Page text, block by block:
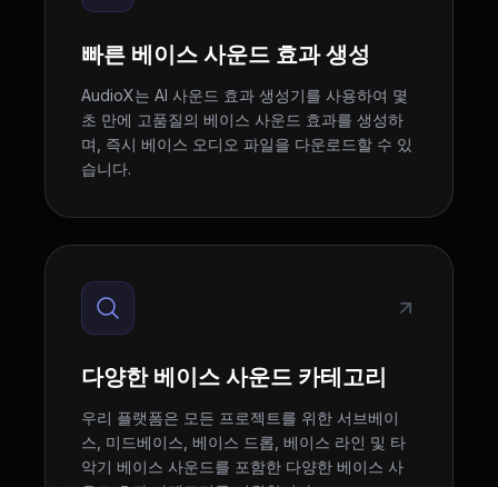
빠른 베이스 사운드 효과 생성
AudioX는 AI 사운드 효과 생성기를 사용하여 몇
초 만에 고품질의 베이스 사운드 효과를 생성하
며, 즉시 베이스 오디오 파일을 다운로드할 수 있
습니다.
다양한 베이스 사운드 카테고리
우리 플랫폼은 모든 프로젝트를 위한 서브베이
스, 미드베이스, 베이스 드롭, 베이스 라인 및 타
악기 베이스 사운드를 포함한 다양한 베이스 사